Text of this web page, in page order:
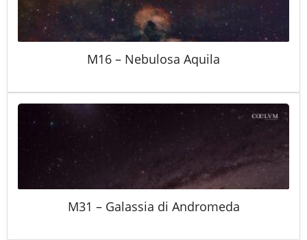
M16 – Nebulosa Aquila
M31 – Galassia di Andromeda